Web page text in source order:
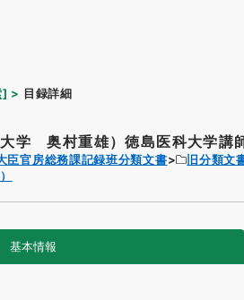
] 目録詳細
学 奥村重雄）徳島医科大学講
臣官房総務課記録班分類文書 旧分類文
基本情報